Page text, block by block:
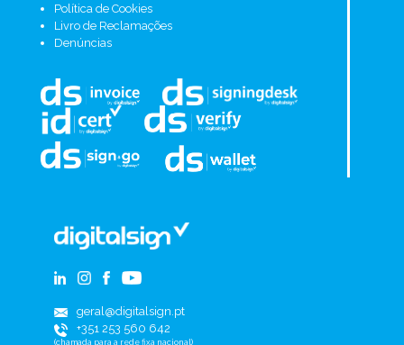
Política de Cookies
Livro de Reclamações
Denúncias
geral@digitalsign.pt
+351 253 560 642
(chamada para a rede fixa nacional)